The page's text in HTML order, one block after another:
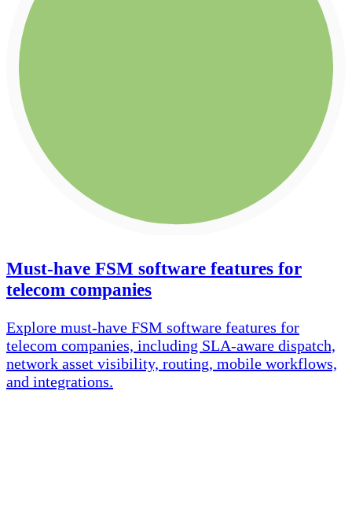
Must-have FSM software features for
telecom companies
Explore must-have FSM software features for
telecom companies, including SLA-aware dispatch,
network asset visibility, routing, mobile workflows,
and integrations.